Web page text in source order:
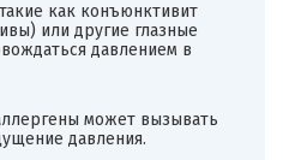
как конъюнктивит
или другие глазные
давлением в
может вызывать
давления.